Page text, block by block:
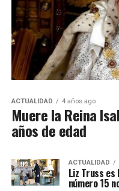
ACTUALIDAD 4 años ago
Muere la Reina
años de edad
ACTUALIDAD
Liz Truss
número 15